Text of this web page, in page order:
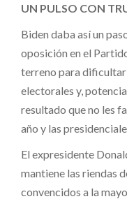
UN PULSO CON
Biden daba así un
oposición en el
terreno para
electorales y,
resultado que no les
año y las
El expresidente
mantiene las riendas
convencidos a la